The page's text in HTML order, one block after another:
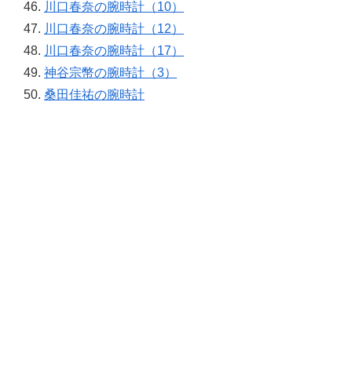
川口春奈の腕時計（10）
川口春奈の腕時計（12）
川口春奈の腕時計（17）
神谷宗幣の腕時計（3）
桑田佳祐の腕時計